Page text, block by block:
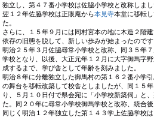
独立し、第４７番小学校は佐脇小学校と改称しまし
翌１２年佐脇学校は正眼庵から本見寺本堂に移転
た。
さらに、１５年９月には同村宮本の地に木造２階
依存の旧態を脱して、新しい歩みが始まったのです
明治２５年３月佐脇尋常小学校と改称、同３５年
学校となり、以後、大正元年１２月に大字御馬字
成するまで、学び舎として年齢を刻みました。
明治８年に分離独立した御馬村の第１６２番小学引
の舞台を移転改築して校舎としましたが、同１５
り、５月１０日付で県会宛に「小学校新築伺」と
た。同２０年に尋常小学校御馬学校と改称、統合
同じく明治１２年独立した第１４３学上佐脇学校